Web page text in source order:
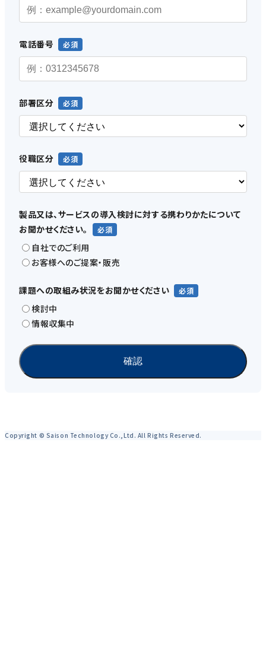
電話番号
部署区分
役職区分
製品又は、サービスの導入検討に対する携わりかたについて
お聞かせください。
自社でのご利用
お客様へのご提案・販売
課題への取組み状況をお聞かせください
検討中
情報収集中
Copyright © Saison Technology Co.,Ltd. All Rights Reserved.